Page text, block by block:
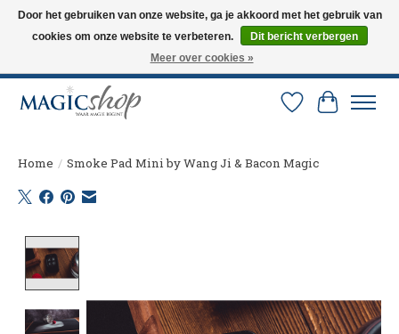
Altijd de nieuwste trucs op voorraad. Snelle verzending via PostNL en DHL.
Langskomen in onze winkel? Bel of mail om een afspraak te maken. 0251-
Verlanglijst
Home / Smoke Pad Mini by Wang Ji & Bacon Magic
Door het gebruiken van onze website, ga je akkoord met het gebruik van
cookies om onze website te verbeteren.
Dit bericht verbergen
Meer over cookies »